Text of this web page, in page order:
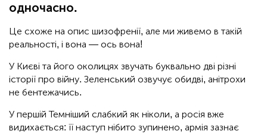
одночасно.
Це схоже на опис шизофренії, але ми живемо в такій
реальності, і вона — ось вона!
У Києві та його околицях звучать буквально дві різні
історії про війну. Зеленський озвучує обидві, анітрохи
не бентежачись.
У першій Темніший слабкий як ніколи, а росія вже
видихається: її наступ нібито зупинено, армія зазнає